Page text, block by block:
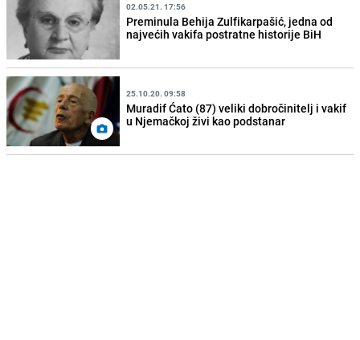
02.05.21. 17:56
Preminula Behija Zulfikarpašić, jedna od
najvećih vakifa postratne historije BiH
25.10.20. 09:58
Muradif Ćato (87) veliki dobročinitelj i vakif
u Njemačkoj živi kao podstanar